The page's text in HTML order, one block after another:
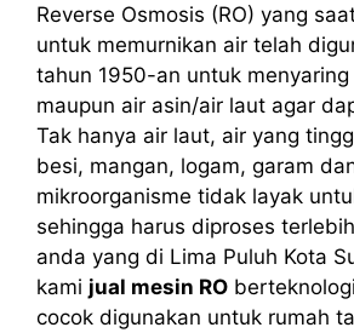
Reverse Osmosis (RO) yang
untuk memurnikan air telah
tahun 1950-an untuk
maupun air asin/air laut agar
Tak hanya air laut, air yang
besi, mangan, logam, garam
mikroorganisme tidak layak
sehingga harus diproses
anda yang di Lima Puluh Kota
kami jual mesin RO
cocok digunakan untuk rumah